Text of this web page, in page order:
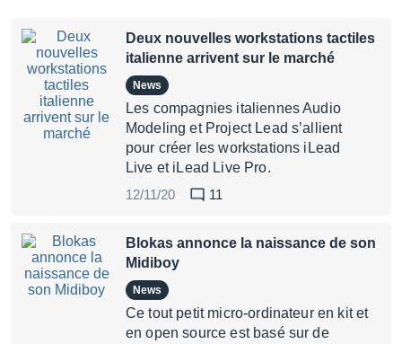
Deux nouvelles workstations tactiles
italienne arrivent sur le marché
News
Les compagnies italiennes Audio
Modeling et Project Lead s’allient
pour créer les workstations iLead
Live et iLead Live Pro.
12/11/20
11
Blokas annonce la naissance de son
Midiboy
News
Ce tout petit micro-ordinateur en kit et
en open source est basé sur de